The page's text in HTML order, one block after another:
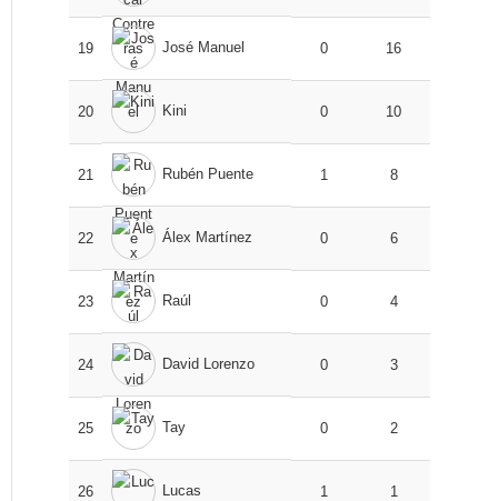
19 José Manuel 0 16
20 Kini 0 10
21 Rubén Puente 1 8
22 Álex Martínez 0 6
23 Raúl 0 4
24 David Lorenzo 0 3
25 Tay 0 2
26 Lucas 1 1